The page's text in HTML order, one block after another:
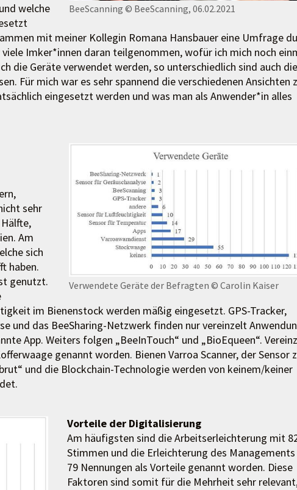
BeeScanning © BeeScanning, 06.02.2021
welche
mit meiner Kollegin Romana Hansbauer eine Umfrage
Imker*innen daran teilgenommen, wofür ich mich noch
die Geräte verwendet werden, so unterschiedlich sind auch die
Für mich war es sehr spannend die verschiedenen Ansichten
eingesetzt werden und was man als Anwender*in alles
Verwendete Geräte der Befragten © Carolin Kaiser
sehr
Am
sich
haben.
genutzt.
im Bienenstock werden mäßig eingesetzt. GPS-Tracker,
und das BeeSharing-Netzwerk finden nur vereinzelt
App. Weiters folgen „BeeInTouch“ und „BioEqueen“.
genannt worden. Bienen Varroa Scanner, der Sensor
und die Blockchain-Technologie werden von keinem/keiner
Vorteile der Digitalisierung
Am häufigsten sind die Arbeitserleichterung mit
Stimmen und die Erleichterung des
79 Nennungen als Vorteile genannt worden. Diese
Faktoren sind somit für die Mehrheit sehr